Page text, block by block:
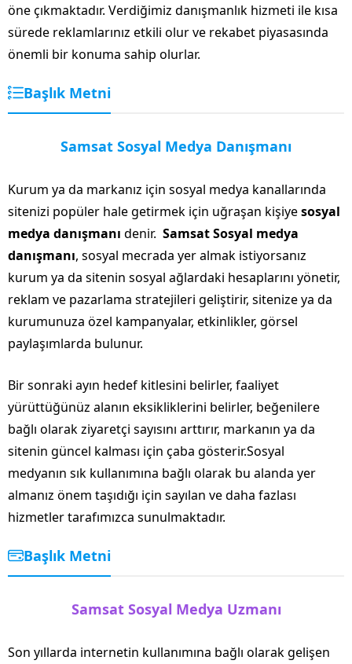
öne çıkmaktadır. Verdiğimiz danışmanlık hizmeti ile kısa
sürede reklamlarınız etkili olur ve rekabet piyasasında
önemli bir konuma sahip olurlar.
Başlık Metni
Samsat Sosyal Medya Danışmanı
Kurum ya da markanız için sosyal medya kanallarında
sitenizi popüler hale getirmek için uğraşan kişiyesosyal
medya danışmanı denir. Samsat Sosyal medya
danışmanı, sosyal mecrada yer almak istiyorsanız
kurum ya da sitenin sosyal ağlardaki hesaplarını yönetir,
reklam ve pazarlama stratejileri geliştirir, sitenize ya da
kurumunuza özel kampanyalar, etkinlikler, görsel
paylaşımlarda bulunur.
Bir sonraki ayın hedef kitlesini belirler, faaliyet
yürüttüğünüz alanın eksikliklerini belirler, beğenilere
bağlı olarak ziyaretçi sayısını arttırır, markanın ya da
sitenin güncel kalması için çaba gösterir.Sosyal
medyanın sık kullanımına bağlı olarak bu alanda yer
almanız önem taşıdığı için sayılan ve daha fazlası
hizmetler tarafımızca sunulmaktadır.
Başlık Metni
Samsat Sosyal Medya Uzmanı
Son yıllarda internetin kullanımına bağlı olarak gelişen